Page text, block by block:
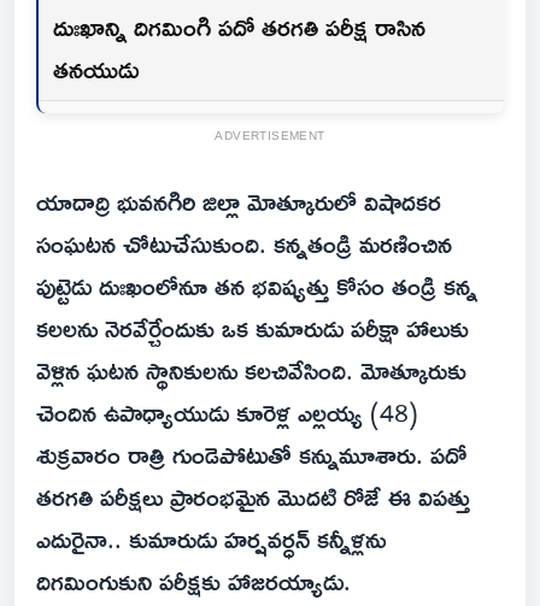
దుఃఖాన్ని దిగమింగి పదో తరగతి పరీక్ష రాసిన
తనయుడు
ADVERTISEMENT
యాదాద్రి భువనగిరి జిల్లా మోత్కూరులో విషాదకర
సంఘటన చోటుచేసుకుంది. కన్నతండ్రి మరణించిన
పుట్టెడు దుఃఖంలోనూ తన భవిష్యత్తు కోసం తండ్రి కన్న
కలలను నెరవేర్చేందుకు ఒక కుమారుడు పరీక్షా హాలుకు
వెళ్లిన ఘటన స్థానికులను కలచివేసింది. మోత్కూరుకు
చెందిన ఉపాధ్యాయుడు కూరెళ్ల ఎల్లయ్య (48)
శుక్రవారం రాత్రి గుండెపోటుతో కన్నుమూశారు. పదో
తరగతి పరీక్షలు ప్రారంభమైన మొదటి రోజే ఈ విపత్తు
ఎదురైనా.. కుమారుడు హర్షవర్ధన్ కన్నీళ్లను
దిగమింగుకుని పరీక్షకు హాజరయ్యాడు.